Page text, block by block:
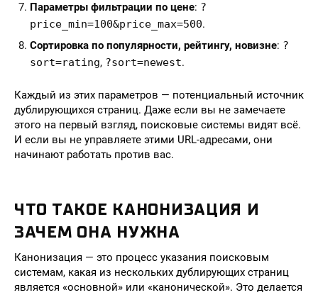
Параметры фильтрации по цене: ?
price_min=100&price_max=500.
Сортировка по популярности, рейтингу, новизне: ?
sort=rating, ?sort=newest.
Каждый из этих параметров — потенциальный источник
дублирующихся страниц. Даже если вы не замечаете
этого на первый взгляд, поисковые системы видят всё.
И если вы не управляете этими URL-адресами, они
начинают работать против вас.
ЧТО ТАКОЕ КАНОНИЗАЦИЯ И
ЗАЧЕМ ОНА НУЖНА
Канонизация — это процесс указания поисковым
системам, какая из нескольких дублирующих страниц
является «основной» или «канонической». Это делается